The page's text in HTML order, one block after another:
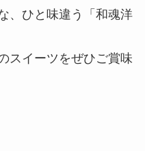
、ひと味違う「和魂洋
スイーツをぜひご賞味